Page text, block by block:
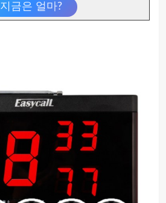
지금은 얼마?